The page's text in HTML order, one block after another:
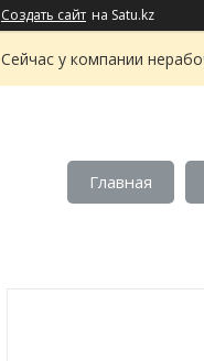
Создать сайт на Satu.kz
Сейчас у компании
Главная